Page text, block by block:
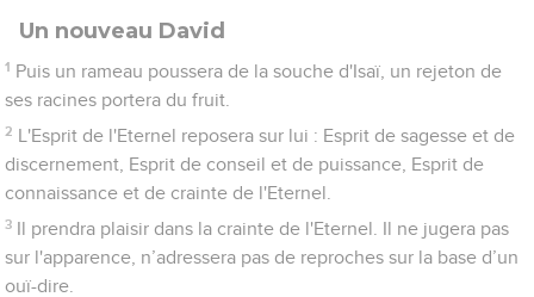
Un nouveau David
1 Puis un rameau poussera de la souche d'Isaï, un rejeton de
ses racines portera du fruit.
2 L'Esprit de l'Eternel reposera sur lui : Esprit de sagesse et de
discernement, Esprit de conseil et de puissance, Esprit de
connaissance et de crainte de l'Eternel.
3 Il prendra plaisir dans la crainte de l'Eternel. Il ne jugera pas
sur l'apparence, n’adressera pas de reproches sur la base d’un
ouï-dire.